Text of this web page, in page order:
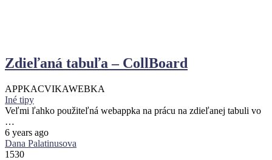
Zdieľaná tabuľa – CollBoard
APPKACVIKAWEBKA
Iné tipy
Veľmi ľahko použiteľná webappka na prácu na zdieľanej tabuli vo
…
6 years ago
Dana Palatinusova
1530